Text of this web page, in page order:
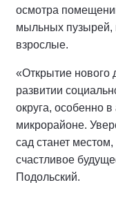
осмотра
мыльных пузырей,
взрослые.
«Открытие нового
развитии
округа, особенно
микрорайоне.
сад станет
счастливое
Подольский.